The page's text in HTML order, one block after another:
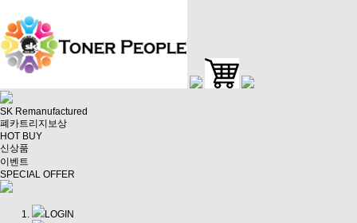
SK Remanufactured
폐카트리지보상
HOT BUY
신상품
이벤트
SPECIAL OFFER
LOGIN